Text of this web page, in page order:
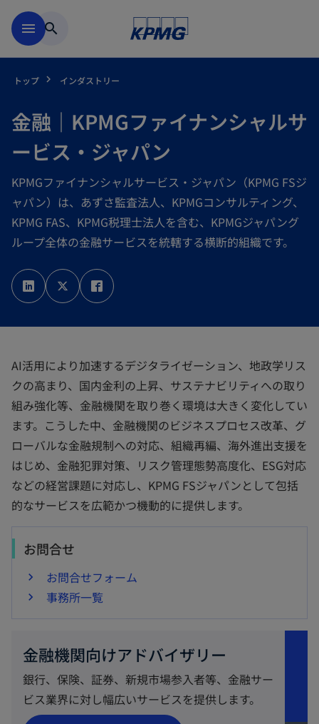
menu search
トップ インダストリー
金融｜KPMGファイナンシャルサ
ービス・ジャパン
KPMGファイナンシャルサービス・ジャパン（KPMG FSジ
ャパン）は、あずさ監査法人、KPMGコンサルティング、
KPMG FAS、KPMG税理士法人を含む、KPMGジャパング
ループ全体の金融サービスを統轄する横断的組織です。
新
し
い
タ
新
し
い
タ
し
い
AI活用により加速するデジタライゼーション、地政学リス
クの高まり、国内金利の上昇、サステナビリティへの取り
組み強化等、金融機関を取り巻く環境は大きく変化してい
ます。こうした中、金融機関のビジネスプロセス改革、グ
ローバルな金融規制への対応、組織再編、海外進出支援を
はじめ、金融犯罪対策、リスク管理態勢高度化、ESG対応
などの経営課題に対応し、KPMG FSジャパンとして包括
的なサービスを広範かつ機動的に提供します。
お問合せ
お問合せフォーム
事務所一覧
金融機関向けアドバイザリー
銀行、保険、証券、新規市場参入者等、金融サー
ビス業界に対し幅広いサービスを提供します。